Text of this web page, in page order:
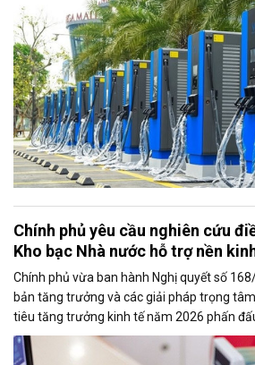
Chính phủ yêu cầu nghiên cứu
Kho bạc Nhà nước hỗ trợ nền
Chính phủ vừa ban hành Nghị quyết số
bản tăng trưởng và các giải pháp trọng
tiêu tăng trưởng kinh tế năm 2026 phấn
với giữ vững ổn định kinh tế vĩ mô. Một
chú ý là nghiên cứu điều hành tiền gửi của